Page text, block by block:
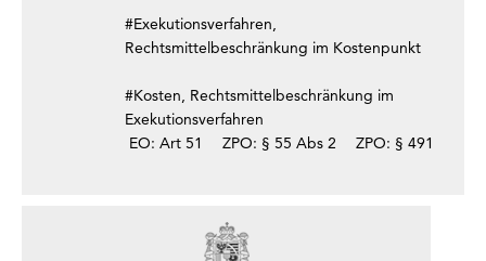
#Exekutionsverfahren,
Rechtsmittelbeschränkung im Kostenpunkt
#Kosten, Rechtsmittelbeschränkung im
Exekutionsverfahren
EO: Art 51
ZPO: § 55 Abs 2 ZPO: § 491